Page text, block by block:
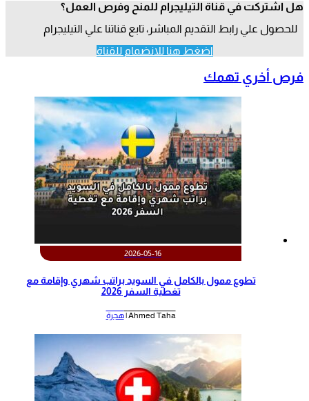
هل اشتركت في قناة التيليجرام للمنح وفرص العمل؟
للحصول علي رابط التقديم المباشر، تابع قناتنا علي التيليجرام
اضغط هنا للانضمام للقناة
فرص أخري تهمك
2026-05-16
تطوع ممول بالكامل في السويد براتب شهري وإقامة مع
تغطية السفر 2026
Ahmed Taha | هجرة